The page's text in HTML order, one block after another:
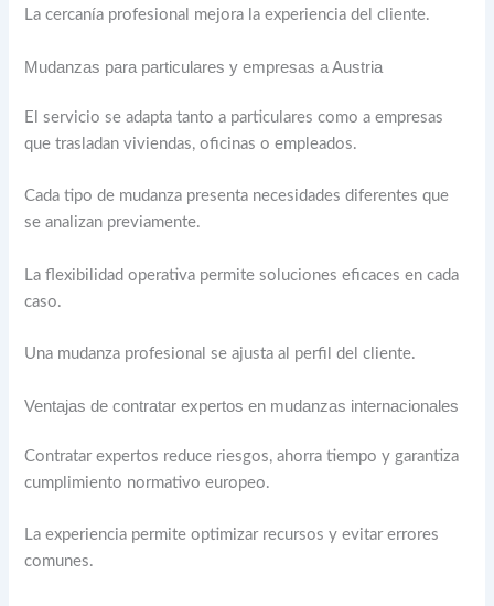
La cercanía profesional mejora la experiencia del cliente.
Mudanzas para particulares y empresas a Austria
El servicio se adapta tanto a particulares como a empresas
que trasladan viviendas, oficinas o empleados.
Cada tipo de mudanza presenta necesidades diferentes que
se analizan previamente.
La flexibilidad operativa permite soluciones eficaces en cada
caso.
Una mudanza profesional se ajusta al perfil del cliente.
Ventajas de contratar expertos en mudanzas internacionales
Contratar expertos reduce riesgos, ahorra tiempo y garantiza
cumplimiento normativo europeo.
La experiencia permite optimizar recursos y evitar errores
comunes.